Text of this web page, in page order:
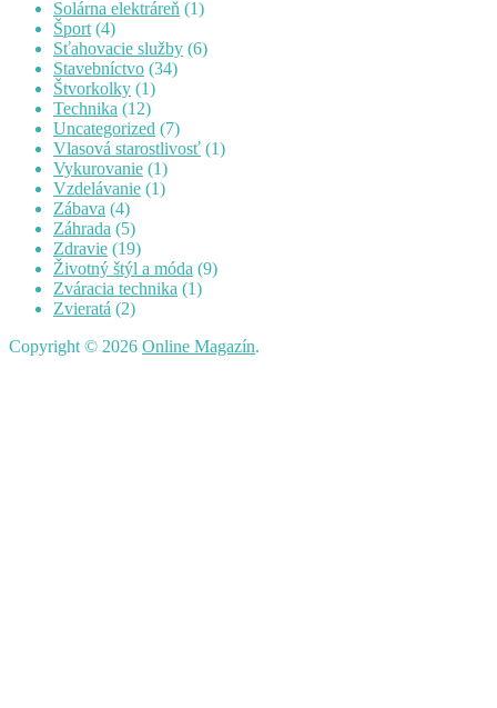
Solárna elektráreň (1)
Šport (4)
Sťahovacie služby (6)
Stavebníctvo (34)
Štvorkolky (1)
Technika (12)
Uncategorized (7)
Vlasová starostlivosť (1)
Vykurovanie (1)
Vzdelávanie (1)
Zábava (4)
Záhrada (5)
Zdravie (19)
Životný štýl a móda (9)
Zváracia technika (1)
Zvieratá (2)
Copyright © 2026 Online Magazín.